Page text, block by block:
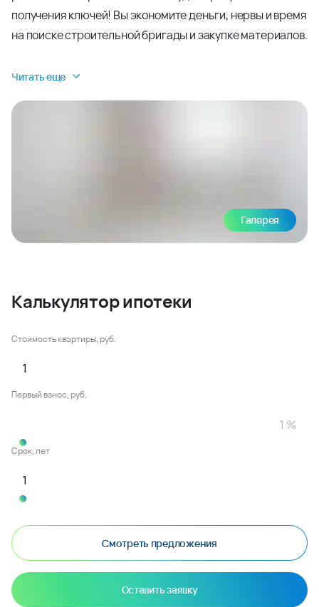
получения ключей! Вы экономите деньги, нервы и время
на поиске строительной бригады и закупке материалов.
Читать еще
Галерея
Калькулятор ипотеки
Стоимость квартиры, руб.
Первый взнос, руб.
Срок, лет
Смотреть предложения
Оставить заявку